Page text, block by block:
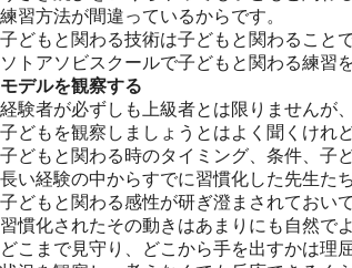
練習方法が間違っているからです。
子どもと関わる技術は子どもと関わること
ソトアソビスクールで子どもと関わる練習
モデルを観察する
経験者が必ずしも上級者とは限りませんが
子どもを観察しましょうとはよく聞くけれ
子どもと関わる時のタイミング、条件、子
長い経験の中からすでに習慣化した先生た
子どもと関わる感性が研ぎ澄まされておい
習慣化されたその動きはあまりにも自然で
どこまで見守り、どこから手を出すかは理